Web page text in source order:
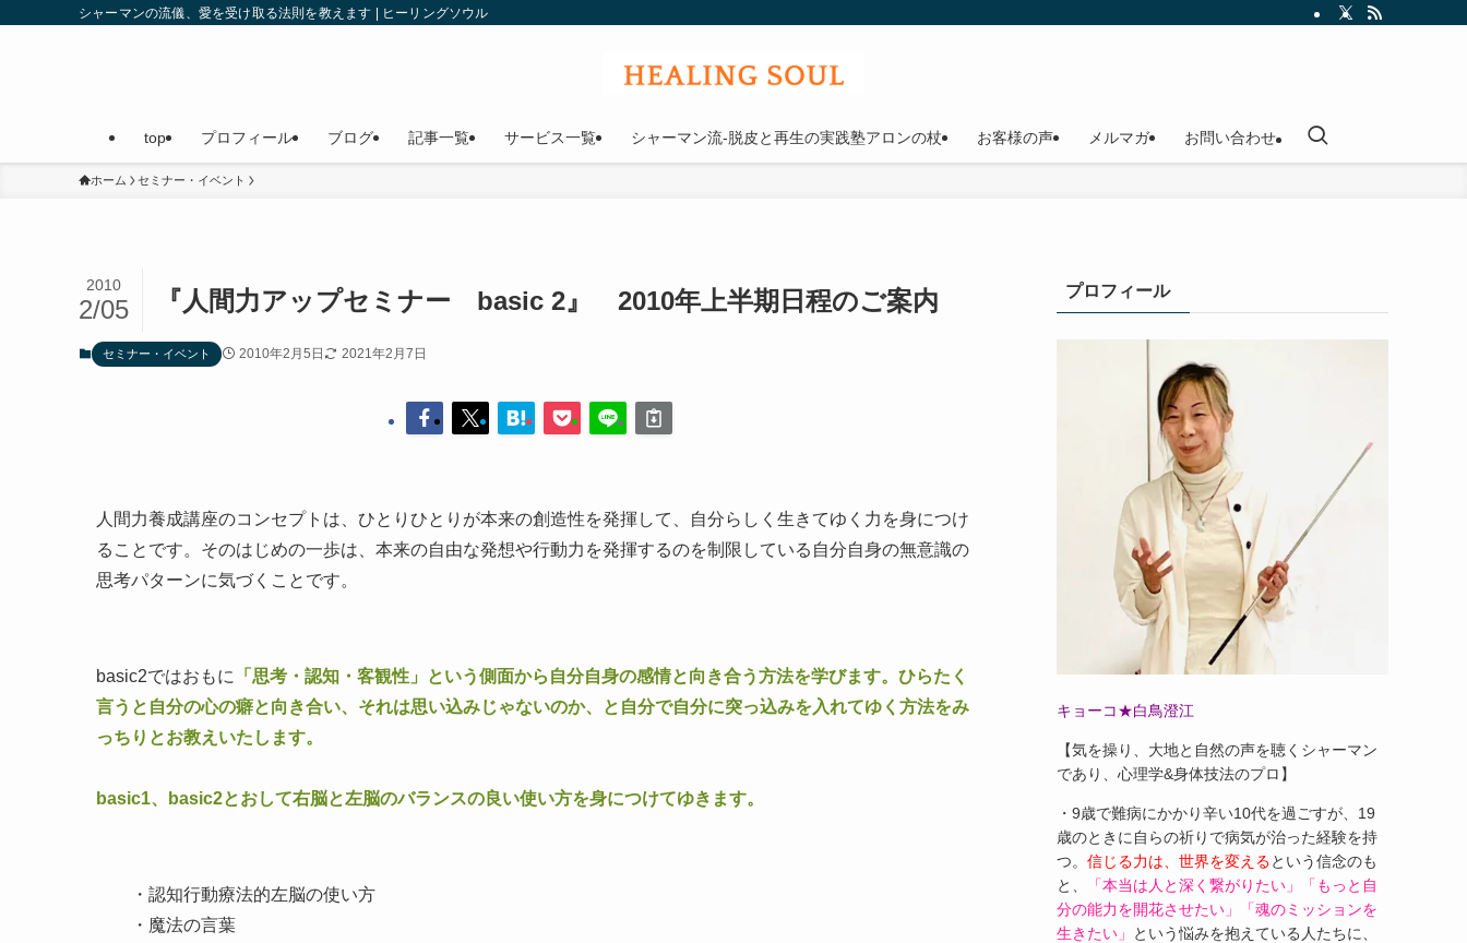
シャーマンの流儀、愛を受け取る法則を教えます | ヒーリングソウル
top プロフィール ブログ 記事一覧 サービス一覧 シャーマン流-脱皮と再生の実践塾アロンの杖 お客様の声 メルマガ お問い合わせ
ホーム セミナー・イベント
『人間力アップセミナー basic 2』 2010年上半期日程のご案内
2010
2/05
セミナー・イベント 2010年2月5日 2021年2月7日
人間力養成講座のコンセプトは、ひとりひとりが本来の創造性を発揮して、自分らしく生きてゆく力を身につけ
ることです。そのはじめの一歩は、本来の自由な発想や行動力を発揮するのを制限している自分自身の無意識の
思考パターンに気づくことです。
basic2ではおもに
「思考・認知・客観性」という側面から自分自身の感情と向き合う方法を学びます。ひらたく
言うと自分の心の癖と向き合い、それは思い込みじゃないのか、と自分で自分に突っ込みを入れてゆく方法をみ
っちりとお教えいたします。
basic1、basic2とおして右脳と左脳のバランスの良い使い方を身につけてゆきます。
・認知行動療法的左脳の使い方
・魔法の言葉
プロフィール
キョーコ★白鳥澄江
【気を操り、大地と自然の声を聴くシャーマン
であり、心理学&身体技法のプロ】
・9歳で難病にかかり辛い10代を過ごすが、19
歳のときに自らの祈りで病気が治った経験を持
つ。 信じる力は、世界を変えるという信念のも
と、
「本当は人と深く繋がりたい」「もっと自
分の能力を開花させたい」「魂のミッションを
生きたい」
という悩みを抱えている人たちに、